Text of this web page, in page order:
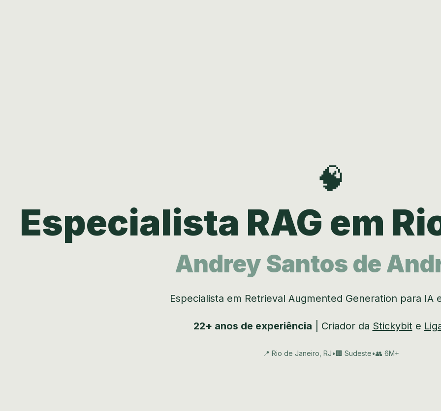
🧠
Especialista RAG em
Andrey Santos de
Especialista em Retrieval Augmented Generation para IA
22+ anos de experiência | Criador da Stickybite
📍 Rio de Janeiro, RJ•🏢 Sudeste•👥 6M+